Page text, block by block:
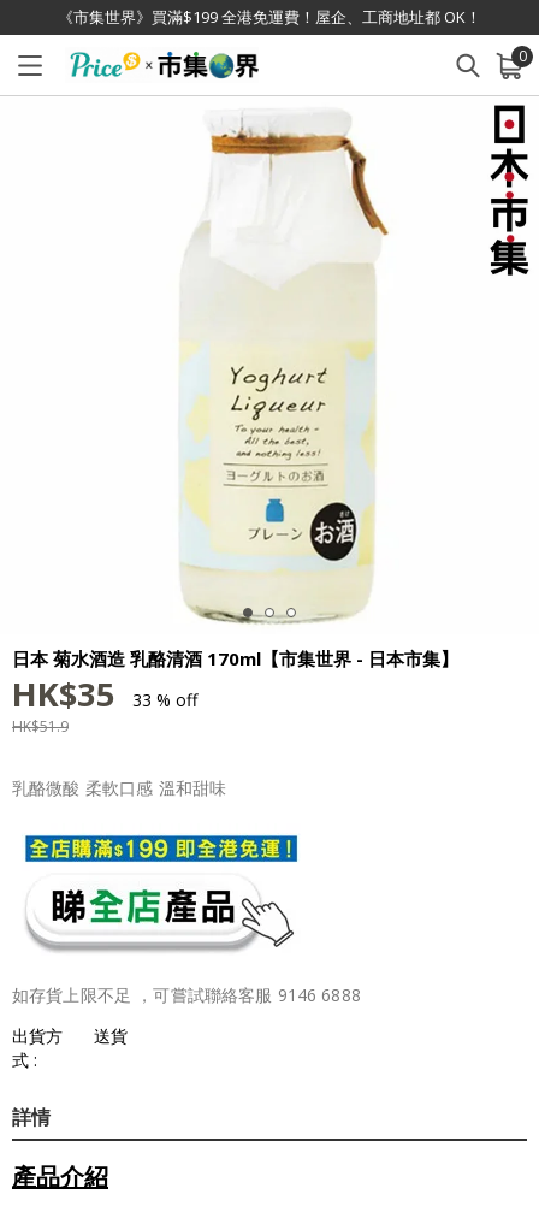
《市集世界》買滿$199 全港免運費！屋企、工商地址都 OK！
0
已加入購物車 查看
日本 菊水酒造 乳酪清酒 170ml【市集世界 - 日本市集】
HK$35 33 % off
HK$51.9
乳酪微酸 柔軟口感 溫和甜味
如存貨上限不足 ，可嘗試聯絡客服 9146 6888
出貨方
式 :
送貨
詳情
產品介紹